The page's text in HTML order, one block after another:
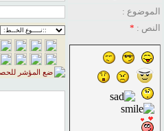
الموضوع :
النص : *